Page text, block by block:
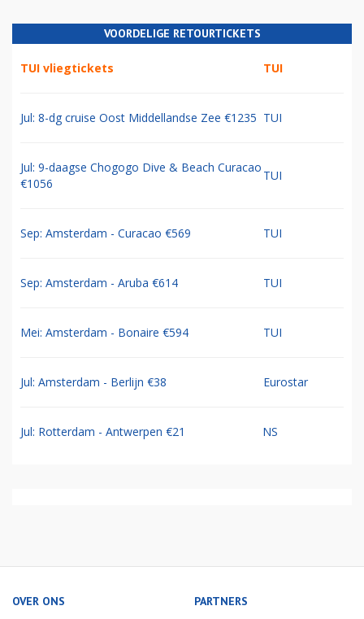
VOORDELIGE RETOURTICKETS
TUI vliegtickets TUI
Jul: 8-dg cruise Oost Middellandse Zee €1235 TUI
Jul: 9-daagse Chogogo Dive & Beach Curacao
€1056
TUI
Sep: Amsterdam - Curacao €569 TUI
Sep: Amsterdam - Aruba €614 TUI
Mei: Amsterdam - Bonaire €594 TUI
Jul: Amsterdam - Berlijn €38 Eurostar
Jul: Rotterdam - Antwerpen €21 NS
OVER ONS PARTNERS